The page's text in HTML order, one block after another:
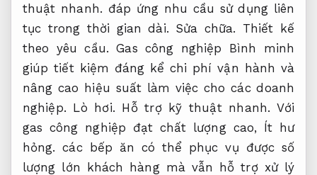
thuật nhanh. đáp ứng nhu cầu sử dụng liên
tục trong thời gian dài. Sửa chữa. Thiết kế
theo yêu cầu. Gas công nghiệp Bình minh
giúp tiết kiệm đáng kể chi phí vận hành và
nâng cao hiệu suất làm việc cho các doanh
nghiệp. Lò hơi. Hỗ trợ kỹ thuật nhanh. Với
gas công nghiệp đạt chất lượng cao, Ít hư
hỏng. các bếp ăn có thể phục vụ được số
lượng lớn khách hàng mà vẫn hỗ trợ xử lý